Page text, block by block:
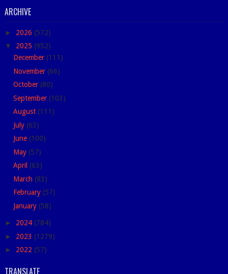
ARCHIVE
► 2026 (572)
▼ 2025 (952)
December (111)
November (66)
October (80)
September (103)
August (111)
July (63)
June (100)
May (57)
April (63)
March (83)
February (57)
January (58)
► 2024 (784)
► 2023 (1279)
► 2022 (57)